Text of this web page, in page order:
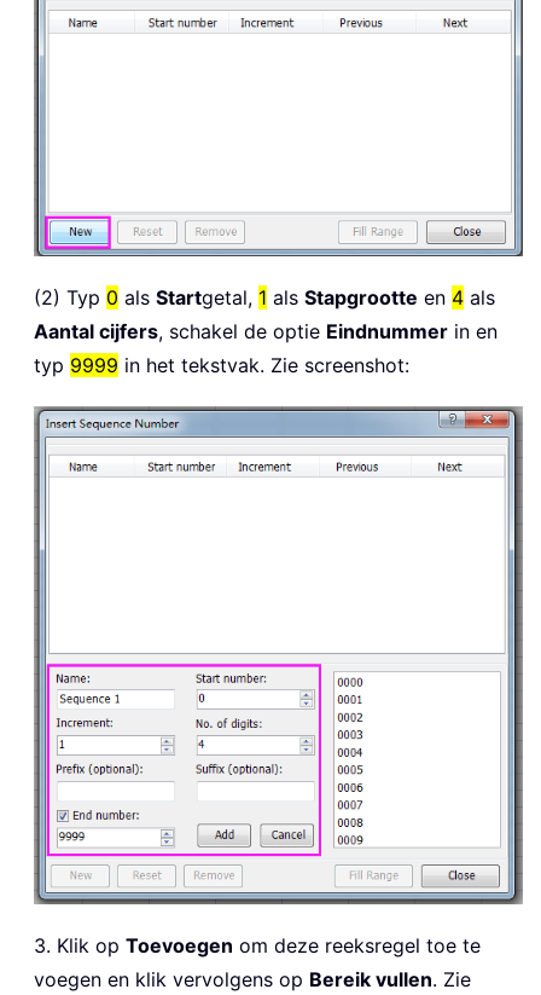
(2) Typ 0 als Startgetal, 1 als Stapgrootte en 4 als
Aantal cijfers, schakel de optie Eindnummer in en
typ 9999 in het tekstvak. Zie screenshot:
3. Klik op Toevoegen om deze reeksregel toe te
voegen en klik vervolgens op Bereik vullen. Zie